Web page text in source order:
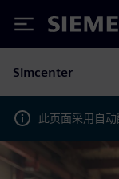
Siemens
Simcenter
此页面采用自动